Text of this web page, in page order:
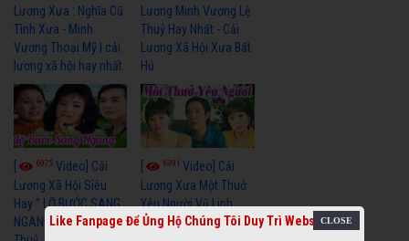
Lương Xưa : Nghĩa Cũ
Tình Xưa - Minh
Vương Thoại Mỹ | cải
lương xã hội hay nhất
Lương Minh Vương Lệ
Thuỷ Hay Nhất - Cải
Lương Xã Hội Xưa Bất
Hủ
6975 Video] Cải
Lương Xã Hội Siêu
Hay " LỠ BƯỚC SANG
NGANG " Cải Lương Lệ
6391Video] Cải
Lương Xưa Một Thuở
Yêu Người Vũ Linh
Ngọc Huyền cải lương
Like Fanpage Để Ủng Hộ Chúng Tôi Duy Trì Website